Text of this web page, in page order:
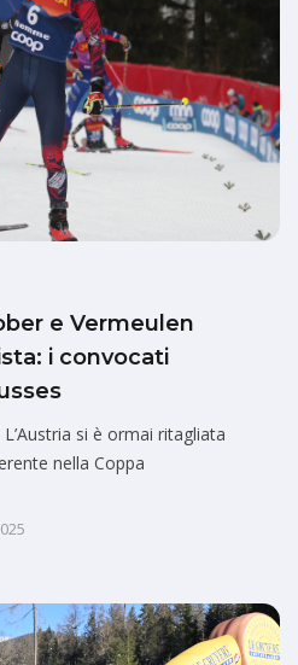
e Vermeulen
i convocati
si è ormai ritagliata
nella Coppa